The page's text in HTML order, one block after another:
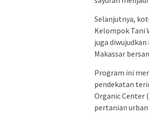
Selanjutnya,
Kelompok Tani
juga
Makassar
Program ini
pendekatan
Organic Center
pertanian urban